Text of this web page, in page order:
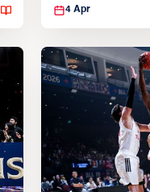
4 Apr